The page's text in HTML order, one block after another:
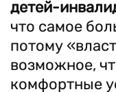
детей-
что самое
потому
возможное,
комфортные